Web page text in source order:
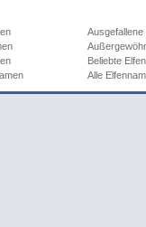
Ausgefallene
Beliebte
Alle